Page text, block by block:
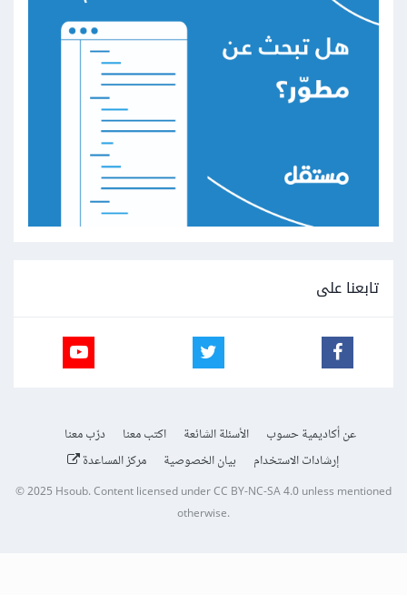
تابعنا على
عن أكاديمية حسوب الأسئلة الشائعة اكتب معنا
درّب معنا
إرشادات الاستخدام
بيان الخصوصية مركز المساعدة
© 2025 Hsoub.Content licensed underCC BY-NC-SA 4.0unless mentioned
otherwise.